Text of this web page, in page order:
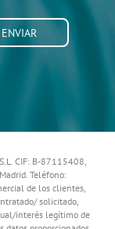
CIF: B-87115408,
Teléfono:
de los clientes,
solicitado,
interés legítimo de